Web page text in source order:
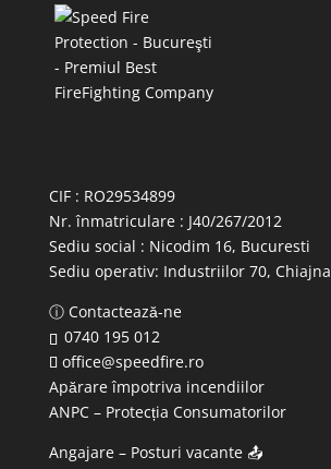
CIF : RO29534899
Nr. înmatriculare : J40/267/2012
Sediu social : Nicodim 16, Bucuresti
Sediu operativ: Industriilor 70, Chiajna
ⓘ Contactează-ne
0740 195 012
office@speedfire.ro
Apărare împotriva incendiilor
ANPC– Protecția Consumatorilor
Angajare – Posturi vacante📤